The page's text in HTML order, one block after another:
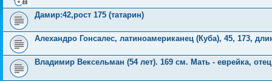
Дамир:42,рост 175 (татарин)
Алехандро Гонсалес, латиноамериканец (Куба), 45, 173,
Владимир Вексельман (54 лет). 169 см. Мать - еврейка,